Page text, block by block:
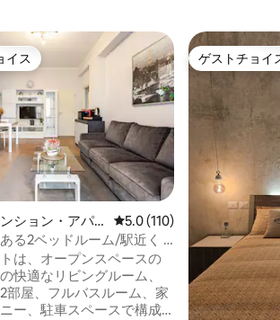
つ星の平均評価
チョイスです。
イス
ション・アパ
レビュー110件、5つ星中
5.0 (110)
る2ベッドルーム/駅近く +
ニー
は、オープンスペースの
快適なリビングルーム、
部屋、フルバスルーム、家
ー、駐車スペースで構成
ゲストチョイ
ゲストチョイ